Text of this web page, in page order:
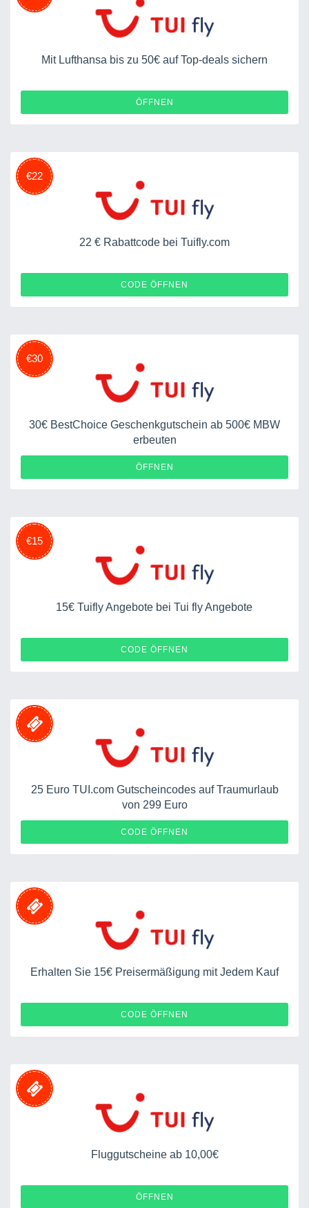
Mit Lufthansa bis zu 50€ auf Top-deals sichern
ÖFFNEN
€22
22 € Rabattcode bei Tuifly.com
CODE ÖFFNEN10008533301104623
€30
30€ BestChoice Geschenkgutschein ab 500€ MBW
erbeuten
ÖFFNEN
€15
15€ Tuifly Angebote bei Tui fly Angebote
CODE ÖFFNEN10008027675200133
25 Euro TUI.com Gutscheincodes auf Traumurlaub
von 299 Euro
CODE ÖFFNEN
Erhalten Sie 15€ Preisermäßigung mit Jedem Kauf
CODE ÖFFNEN10008027223200469
Fluggutscheine ab 10,00€
ÖFFNEN